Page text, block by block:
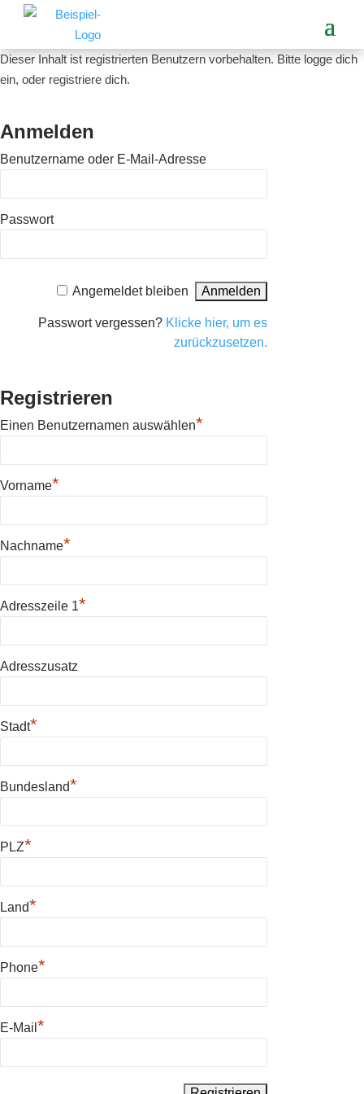
Dieser Inhalt ist registrierten Benutzern vorbehalten. Bitte logge dich
ein, oder registriere dich.
Anmelden
Benutzername oder E-Mail-Adresse
Passwort
Angemeldet bleiben
Passwort vergessen? Klicke hier, um es
zurückzusetzen.
Registrieren
Einen Benutzernamen auswählen*
Vorname*
Nachname*
Adresszeile 1*
Adresszusatz
Stadt*
Bundesland*
PLZ*
Land*
Phone*
E-Mail *